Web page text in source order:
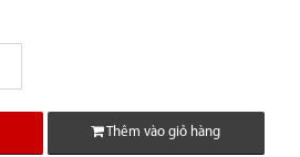
Thêm vào giỏ hàng